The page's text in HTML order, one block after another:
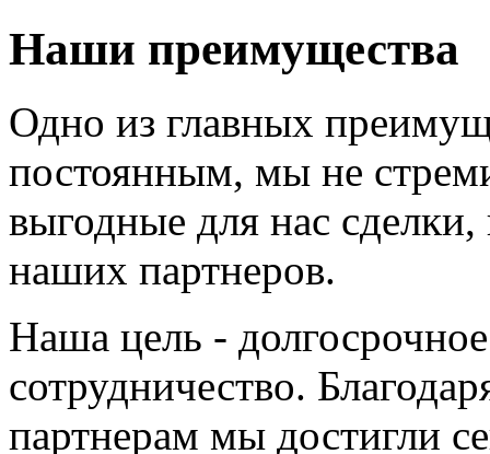
Наши преимущества
Одно из главных
постоянным, мы не
выгодные для нас
наших партнеров.
Наша цель -
сотрудничество.
партнерам мы достигли